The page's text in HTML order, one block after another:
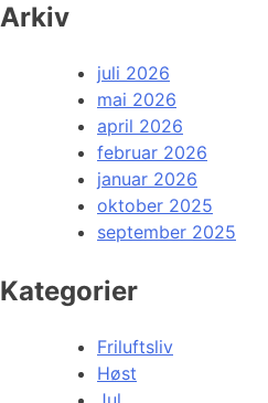
Arkiv
juli 2026
mai 2026
april 2026
februar 2026
januar 2026
oktober 2025
september 2025
Kategorier
Friluftsliv
Høst